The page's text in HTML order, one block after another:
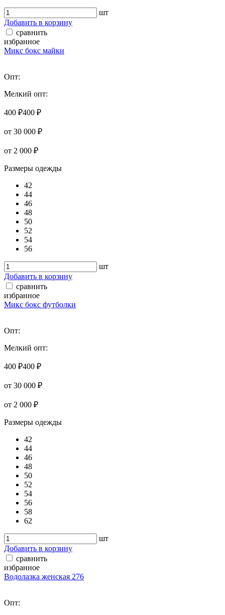
шт
Добавить в корзину
сравнить
избранное
Микс бокс майки
Опт:
Мелкий опт:
400 ₽400 ₽
от 30 000 ₽
от 2 000 ₽
Размеры одежды
42
44
46
48
50
52
54
56
шт
Добавить в корзину
сравнить
избранное
Микс бокс футболки
Опт:
Мелкий опт:
400 ₽400 ₽
от 30 000 ₽
от 2 000 ₽
Размеры одежды
42
44
46
48
50
52
54
56
58
62
шт
Добавить в корзину
сравнить
избранное
Водолазка женская 276
Опт: